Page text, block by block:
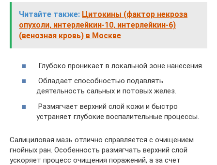
Читайте также: Цитокины (фактор некроза
опухоли, интерлейкин-10, интерлейкин-6)
(венозная кровь) в Москве
Глубоко проникает в локальной зоне нанесения.
Обладает способностью подавлять
деятельность сальных и потовых желез.
Размягчает верхний слой кожи и быстро
устраняет глубокие воспалительные процессы.
Салициловая мазь отлично справляется с очищением
гнойных ран. Особенность размягчать верхний слой
ускоряет процесс очищения поражений, а за счет